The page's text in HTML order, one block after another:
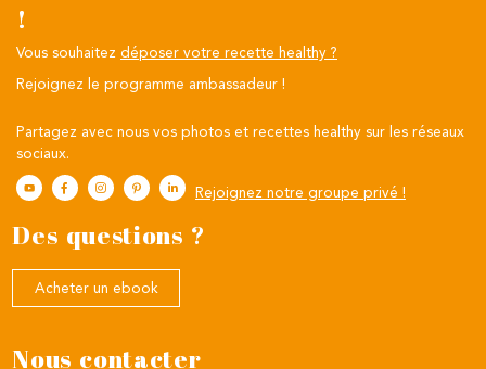
!
Vous souhaitez déposer votre recette healthy ?
Rejoignez le programme ambassadeur !
Partagez avec nous vos photos et recettes healthy sur les réseaux
sociaux.
Rejoignez notre groupe privé !
Des questions ?
Acheter un ebook
Nous contacter